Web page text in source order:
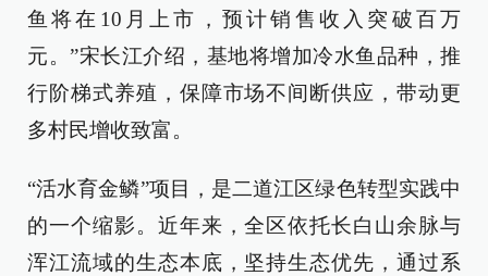
鱼将在10月上市，预计销售收入突破百万
元。”宋长江介绍，基地将增加冷水鱼品种，推
行阶梯式养殖，保障市场不间断供应，带动更
多村民增收致富。
“活水育金鳞”项目，是二道江区绿色转型实践中
的一个缩影。近年来，全区依托长白山余脉与
浑江流域的生态本底，坚持生态优先，通过系